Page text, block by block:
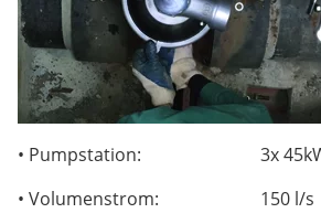
• Pumpstation: 3x 45kW
• Volumenstrom: 150 l/s